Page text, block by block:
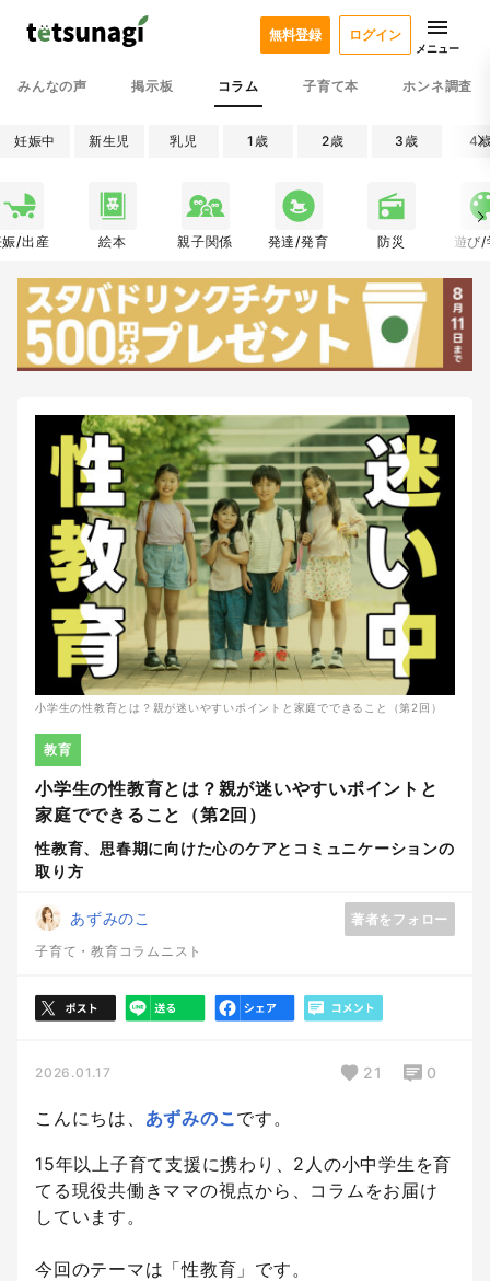
みんなの声 掲示板 コラム 子育て本 ホンネ調査
無料登録 ログイン
メニュー
妊娠中 新生児 乳児 1歳 2歳 3歳 4
娠/出産 絵本 親子関係 発達/発育 防災 遊び/
小学生の性教育とは？親が迷いやすいポイントと
家庭でできること（第2回）
性教育、思春期に向けた心のケアとコミュニケーションの
取り方
教育
あずみのこ
著者をフォロー
子育て・教育コラムニスト
小学生の性教育とは？親が迷いやすいポイントと家庭でできること（第2回）
2026.01.17 21 0
こんにちは、 あずみのこです。
15年以上子育て支援に携わり、2人の小中学生を育
てる現役共働きママの視点から、コラムをお届け
しています。
今回のテーマは「性教育」です。